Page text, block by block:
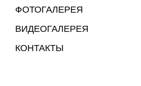
ФОТОГАЛЕРЕЯ
ВИДЕОГАЛЕРЕЯ
КОНТАКТЫ